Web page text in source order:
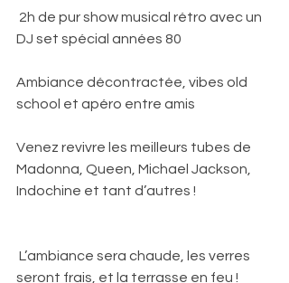
2h de pur show musical rétro avec un
DJ set spécial années 80
Ambiance décontractée, vibes old
school et apéro entre amis
Venez revivre les meilleurs tubes de
Madonna, Queen, Michael Jackson,
Indochine et tant d’autres !
L’ambiance sera chaude, les verres
seront frais, et la terrasse en feu !